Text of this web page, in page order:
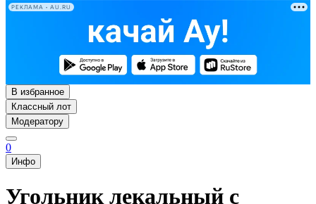
РЕКЛАМА • AU.RU
В избранное
Классный лот
Модератору
0
Инфо
Угольник лекальный с